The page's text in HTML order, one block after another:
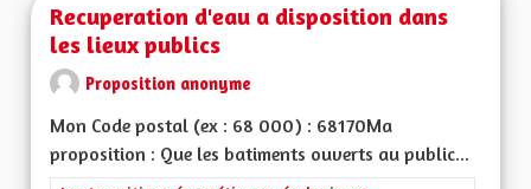
Recuperation d'eau a disposition dans
les lieux publics
Proposition anonyme
Mon Code postal (ex : 68 000) : 68170Ma
proposition : Que les batiments ouverts au public...